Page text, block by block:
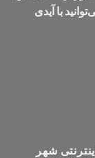
با آیدی
شهر